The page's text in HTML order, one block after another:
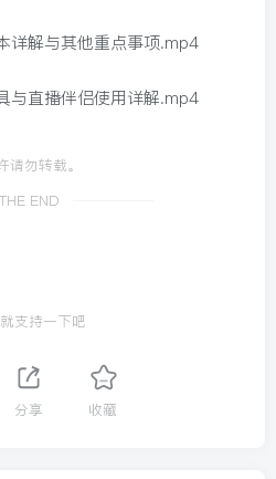
详解与其他重点事项.mp4
与直播伴侣使用详解.mp4
勿转载。
THE END
支持一下吧
分享 收藏